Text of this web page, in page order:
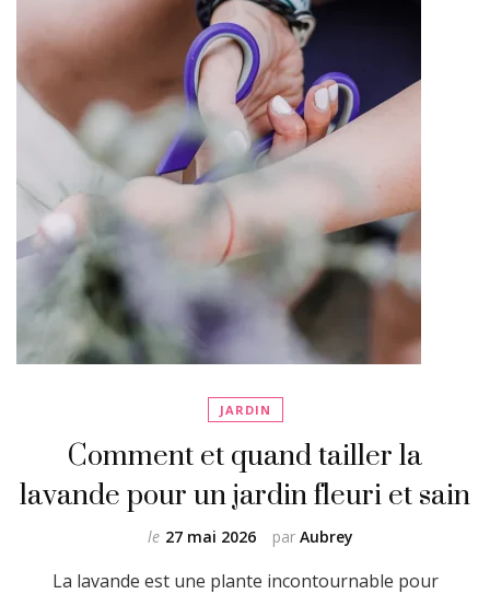
JARDIN
Comment et quand tailler la
lavande pour un jardin fleuri et sain
par Aubrey
le 27 mai 2026
La lavande est une plante incontournable pour